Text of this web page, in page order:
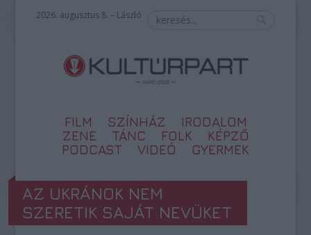
2026. augusztus 8. – László
FILM SZÍNHÁZ
IRODALOM
ZENE
TÁNC FOLK
KÉPZŐ
PODCAST
VIDEÓ GYERMEK
AZ UKRÁNOK NEM
SZERETIK SAJÁT NEVÜKET